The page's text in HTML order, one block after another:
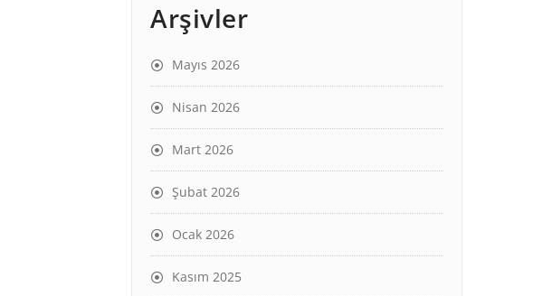
Arşivler
Mayıs 2026
Nisan 2026
Mart 2026
Şubat 2026
Ocak 2026
Kasım 2025